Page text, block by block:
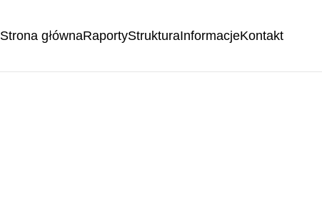
Strona głównaRaportyStrukturaInformacjeKontakt